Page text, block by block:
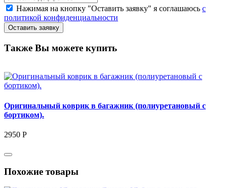
Нажимая на кнопку "Оставить заявку" я соглашаюсь с
политикой конфиденциальности
Также Вы можете купить
Оригинальный коврик в багажник (полиуретановый с
бортиком).
2950 Р
Похожие товары